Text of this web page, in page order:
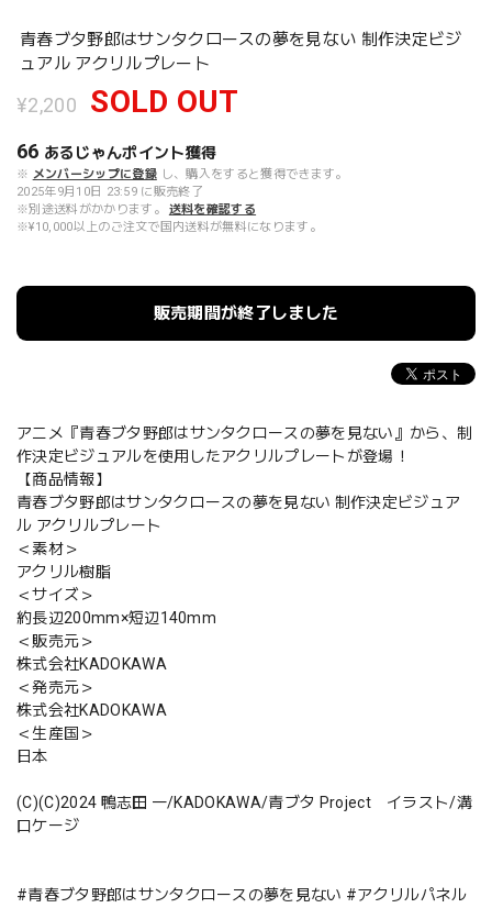
青春ブタ野郎はサンタクロースの夢を見ない 制作決定ビジ
ュアル アクリルプレート
¥2,200 SOLD OUT
66 あるじゃんポイント獲得
※ メンバーシップに登録 し、購入をすると獲得できます。
2025年9月10日 23:59 に販売終了
※別途送料がかかります。
送料を確認する
※¥10,000以上のご注文で国内送料が無料になります。
販売期間が終了しました
アニメ『青春ブタ野郎はサンタクロースの夢を見ない』から、制
作決定ビジュアルを使用したアクリルプレートが登場！
【商品情報】
青春ブタ野郎はサンタクロースの夢を見ない 制作決定ビジュア
ル アクリルプレート
＜素材＞
アクリル樹脂
＜サイズ＞
約長辺200mm×短辺140mm
＜販売元＞
株式会社KADOKAWA
＜発売元＞
株式会社KADOKAWA
＜生産国＞
日本
(C)(C)2024 鴨志田 一/KADOKAWA/青ブタ Project イラスト/溝
口ケージ
#青春ブタ野郎はサンタクロースの夢を見ない #アクリルパネル